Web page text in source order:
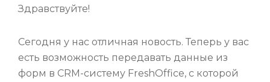
Здравствуйте!
Сегодня у нас отличная новость. Теперь у вас
есть возможность передавать данные из
форм в CRM-систему FreshOffice, с которой